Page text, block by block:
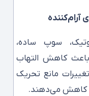
سوپ ساده،
کاهش التهاب
مانع تحریک
کاهش می‌دهند.